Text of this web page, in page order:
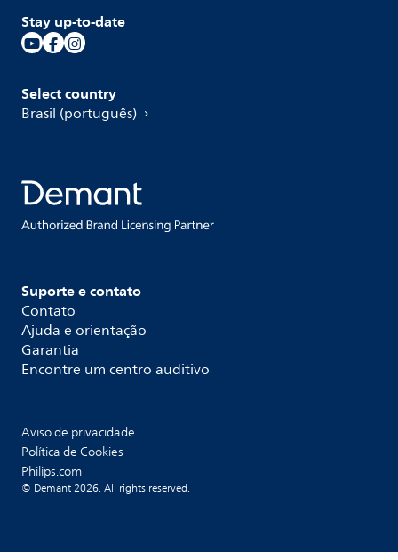
Suporte e contato
Contato
Ajuda e orientação
Garantia
Encontre um centro auditivo
Stay up-to-date
Select country
Brasil (português)
Aviso de privacidade
Política de Cookies
Philips.com
© Demant 2026. All rights reserved.